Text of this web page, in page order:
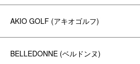
AKIO GOLF (アキオゴルフ)
BELLEDONNE (ベルドンヌ)